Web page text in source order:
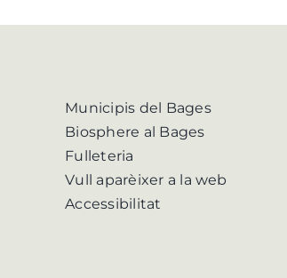
Municipis del Bages
Biosphere al Bages
Fulleteria
Vull aparèixer a la web
Accessibilitat